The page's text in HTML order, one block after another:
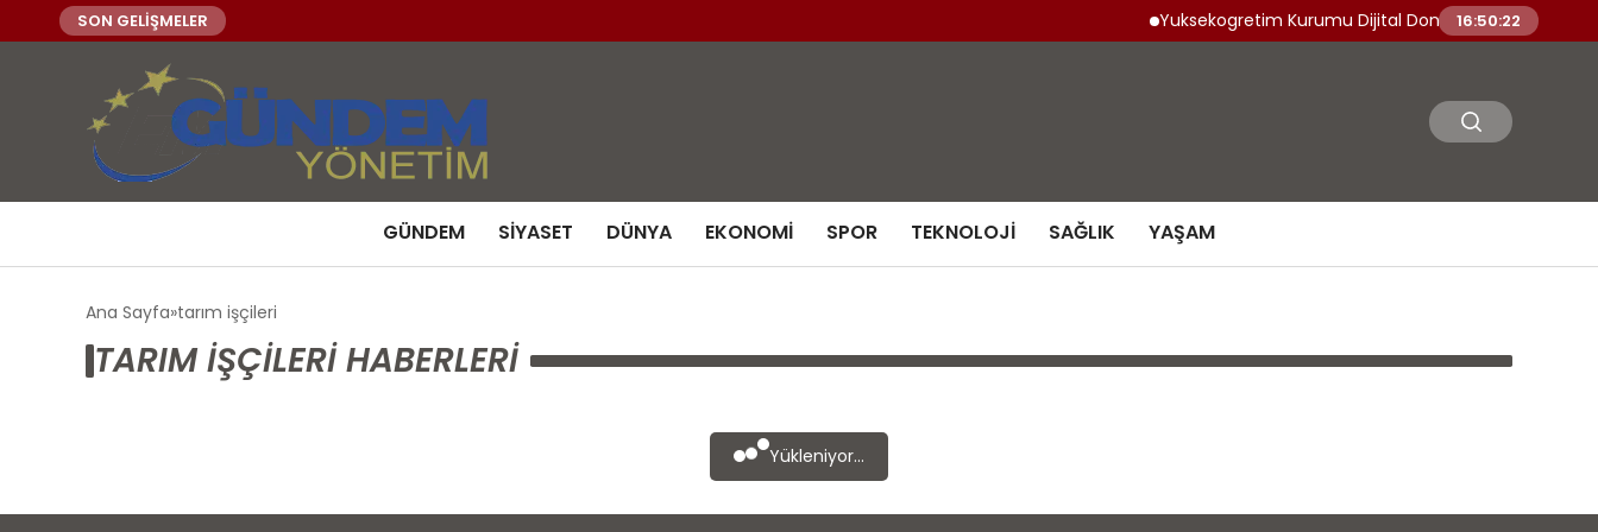
SON GELİŞMELER Yuksekogretim Kurumu Dijital Donusum Icin Yetenek
16:50:22
GÜNDEM SIYASET DÜNYA EKONOMI SPOR TEKNOLOJI SAĞLIK YAŞAM
Ana Sayfa tarım işçileri
TARIM IŞÇILERI HABERLERI
Yükleniyor...